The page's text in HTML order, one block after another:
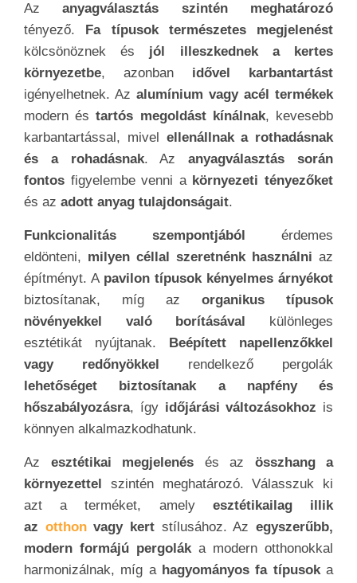
Az anyagválasztás szintén meghatározó
tényező. Fa típusok természetes megjelenést
kölcsönöznek és jól illeszkednek a kertes
környezetbe, azonban idővel karbantartást
igényelhetnek. Az alumínium vagy acél termékek
modern és tartós megoldást kínálnak, kevesebb
karbantartással, mivel ellenállnak a rothadásnak
és a rohadásnak. Azanyagválasztás során
fontos figyelembe venni a környezeti tényezőket
és az adott anyag tulajdonságait.
Funkcionalitás szempontjából érdemes
eldönteni, milyen céllal szeretnénk használni az
építményt. A pavilon típusok kényelmes árnyékot
biztosítanak, míg az organikus típusok
növényekkel való borításával különleges
esztétikát nyújtanak. Beépített napellenzőkkel
vagy redőnyökkel rendelkező pergolák
lehetőséget biztosítanak a napfény és
hőszabályozásra, így időjárási változásokhoz is
könnyen alkalmazkodhatunk.
Az esztétikai megjelenés és az összhang a
környezettel szintén meghatározó. Válasszuk ki
azt a terméket, amelyesztétikailag illik
az otthonvagy kert stílusához. Az egyszerűbb,
modern formájú pergoláka modern otthonokkal
harmonizálnak, míg ahagyományos fa típusoka